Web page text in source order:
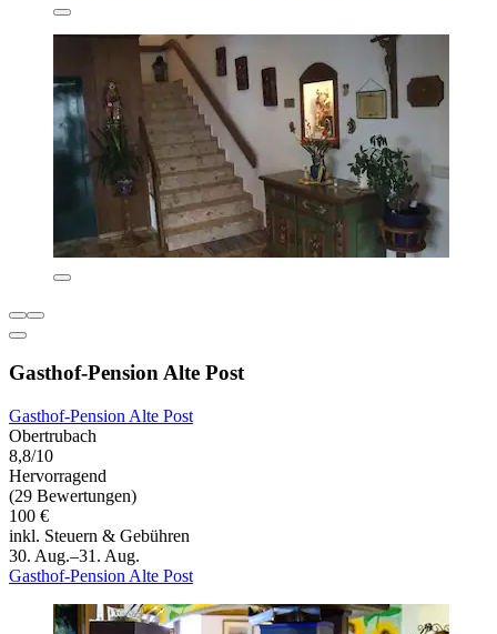
Gasthof-Pension Alte Post
Gasthof-Pension Alte Post
Obertrubach
8,8/10
Hervorragend
(29 Bewertungen)
100 €
inkl. Steuern & Gebühren
30. Aug.–31. Aug.
Gasthof-Pension Alte Post